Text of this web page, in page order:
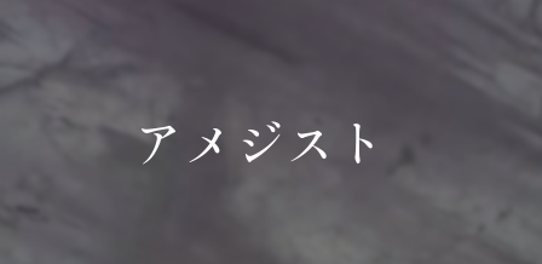
アメジスト